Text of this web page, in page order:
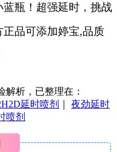
瓶！超强延时，挑战
品可添加婷宝,品质
析，已整理在：
延时喷剂
夜劲延时
喷剂